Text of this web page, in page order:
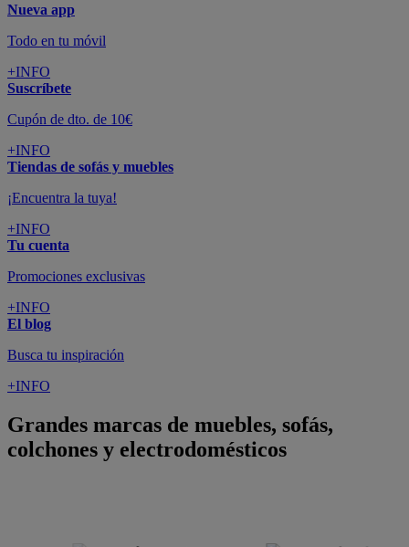
Nueva app
Todo en tu móvil
+INFO
Suscríbete
Cupón de dto. de 10€
+INFO
Tiendas de sofás y muebles
¡Encuentra la tuya!
+INFO
Tu cuenta
Promociones exclusivas
+INFO
El blog
Busca tu inspiración
+INFO
Grandes marcas de muebles, sofás,
colchones y electrodomésticos